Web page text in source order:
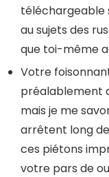
téléchargeable
au sujets des
que toi-même
Votre
préalablement
mais je me
arrêtent long
ces piétons
votre pars de